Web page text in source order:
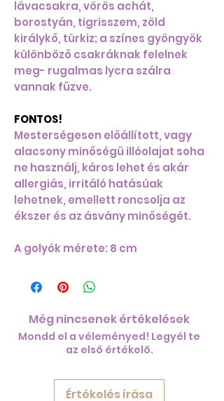
lávacsakra, vörös achát,
borostyán, tigrisszem, zöld
királykő, türkiz; a színes gyöngyök
különböző csakráknak felelnek
meg- rugalmas lycra szálra
vannak fűzve.
FONTOS!
Mesterségesen előállított, vagy
alacsony minőségű illóolajat soha
ne használj, káros lehet és akár
allergiás, irritáló hatásúak
lehetnek, emellett roncsolja az
ékszer és az ásvány minőségét.
A golyók mérete: 8 cm
Még nincsenek értékelések
Mondd el a véleményed! Legyél te
az első értékelő.
Értékelés írása